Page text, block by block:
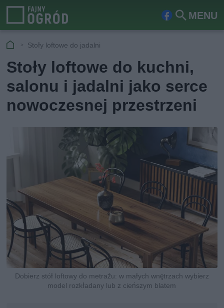
MENU
Fa Szu
Stoły loftowe do jadalni
Stoły loftowe do kuchni,
salonu i jadalni jako serce
nowoczesnej przestrzeni
Dobierz stół loftowy do metrażu: w małych wnętrzach wybierz
model rozkładany lub z cieńszym blatem